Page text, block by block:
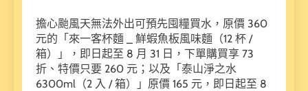
擔心颱風天無法外出可預先囤糧買水，原價 360
元的「來一客杯麵 _ 鮮蝦魚板風味麵（12 杯 /
箱）」，即日起至 8 月 31 日，下單購買享 73
折、特價只要 260 元；以及「泰山淨之水
6300ml（2 入 / 箱）」原價 165 元，即日起至 8